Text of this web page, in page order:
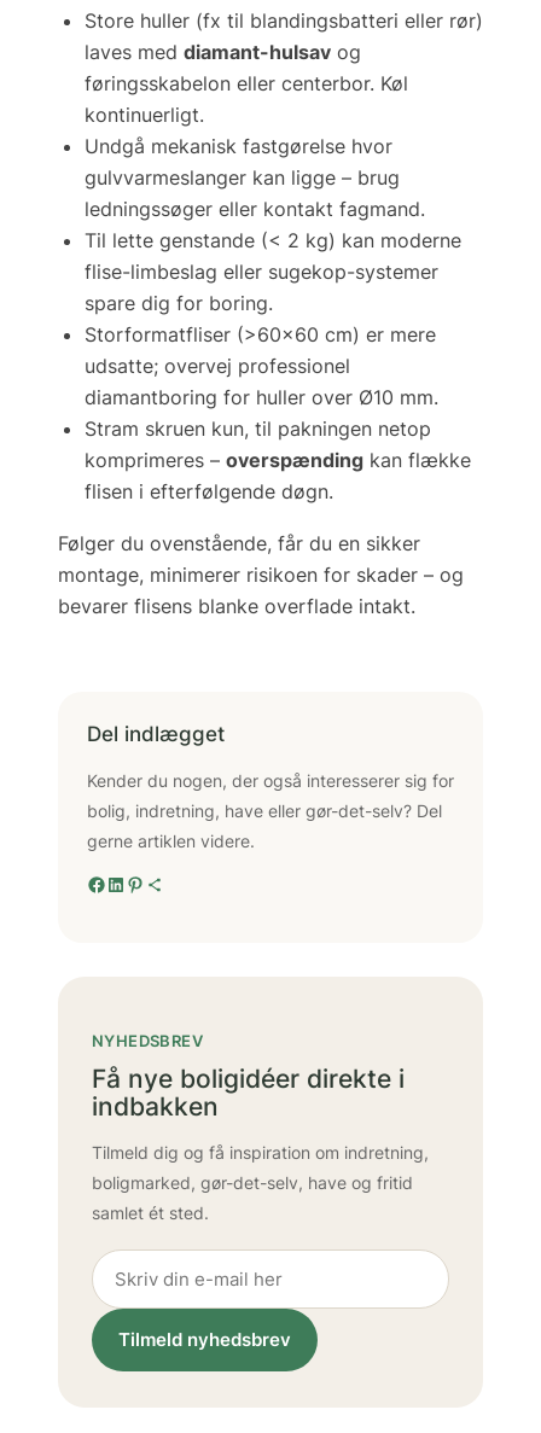
Store huller (fx til blandingsbatteri eller rør)
laves med diamant-hulsav og
føringsskabelon eller centerbor. Køl
kontinuerligt.
Undgå mekanisk fastgørelse hvor
gulvvarmeslanger kan ligge – brug
ledningssøger eller kontakt fagmand.
Til lette genstande (< 2 kg) kan moderne
flise-limbeslag eller sugekop-systemer
spare dig for boring.
Storformatfliser (>60×60 cm) er mere
udsatte; overvej professionel
diamantboring for huller over Ø10 mm.
Stram skruen kun, til pakningen netop
komprimeres – overspænding kan flække
flisen i efterfølgende døgn.
Følger du ovenstående, får du en sikker
montage, minimerer risikoen for skader – og
bevarer flisens blanke overflade intakt.
Del indlægget
Kender du nogen, der også interesserer sig for
bolig, indretning, have eller gør-det-selv? Del
gerne artiklen videre.
Facebook
LinkedIn
Pinterest
Delingsikon
NYHEDSBREV
Få nye boligidéer direkte i
indbakken
Tilmeld dig og få inspiration om indretning,
boligmarked, gør-det-selv, have og fritid
samlet ét sted.
Tilmeld nyhedsbrev